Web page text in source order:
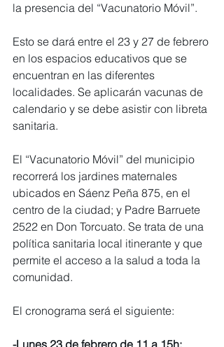
la presencia del “Vacunatorio Móvil”.
Esto se dará entre el 23 y 27 de febrero
en los espacios educativos que se
encuentran en las diferentes
localidades. Se aplicarán vacunas de
calendario y se debe asistir con libreta
sanitaria.
El “Vacunatorio Móvil” del municipio
recorrerá los jardines maternales
ubicados en Sáenz Peña 875, en el
centro de la ciudad; y Padre Barruete
2522 en Don Torcuato. Se trata de una
política sanitaria local itinerante y que
permite el acceso a la salud a toda la
comunidad.
El cronograma será el siguiente: